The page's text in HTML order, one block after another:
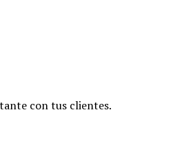
con tus clientes.